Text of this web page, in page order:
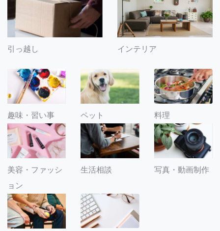
引っ越し インテリア
趣味・習い事 ペット 料理
美容・ファッシ
ョン
生活相談 写真・動画制作